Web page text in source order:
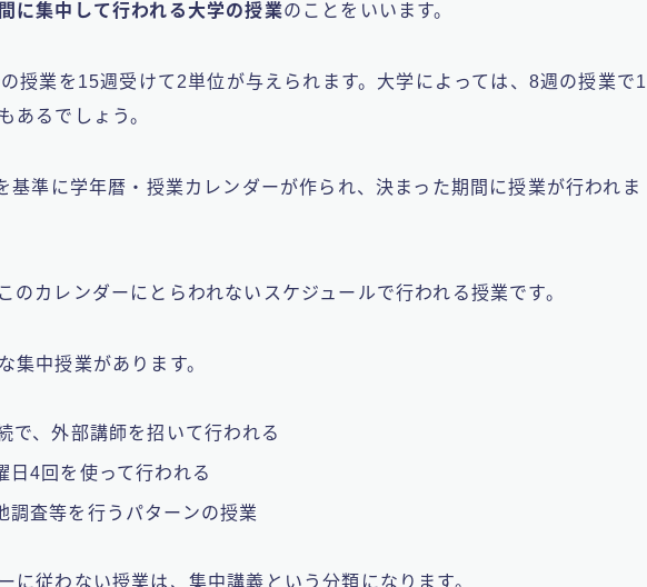
に集中して行われる大学の授業のことをいいます。
授業を15週受けて2単位が与えられます。大学によっては、8週の授業で1
あるでしょう。
基準に学年暦・授業カレンダーが作られ、決まった期間に授業が行われま
のカレンダーにとらわれないスケジュールで行われる授業です。
集中授業があります。
で、外部講師を招いて行われる
日4回を使って行われる
調査等を行うパターンの授業
に従わない授業は、集中講義という分類になります。